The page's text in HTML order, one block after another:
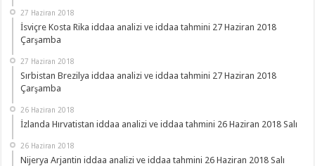
27 Haziran 2018
İsviçre Kosta Rika iddaa analizi ve iddaa tahmini 27 Haziran 2018
Çarşamba
27 Haziran 2018
Sırbistan Brezilya iddaa analizi ve iddaa tahmini 27 Haziran 2018
Çarşamba
26 Haziran 2018
İzlanda Hırvatistan iddaa analizi ve iddaa tahmini 26 Haziran 2018 Salı
26 Haziran 2018
Nijerya Arjantin iddaa analizi ve iddaa tahmini 26 Haziran 2018 Salı